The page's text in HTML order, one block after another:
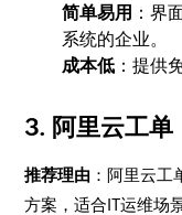
简单易用 ：界
系统的企业。
成本低 ：提供
3. 阿里云工单
推荐理由 ：阿里云
方案，适合IT运维场景